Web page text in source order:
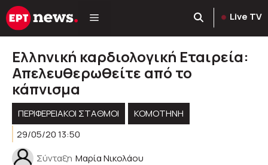
Μετάβαση
σε
Live TV
Ελληνική καρδιολογική Εταιρεία:
Απελευθερωθείτε από το
κάπνισμα
ΠΕΡΙΦΕΡΕΙΑΚΟΊ ΣΤΑΘΜΟΊ
KOMOTHNH
29/05/20 13:50
Σύνταξη Μαρία Νικολάου